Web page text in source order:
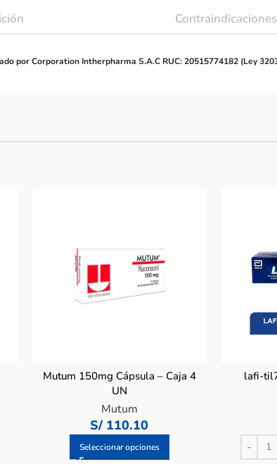
Contraindicaciones
por Corporation Intherpharma S.A.C RUC: 20515774182 (Ley
Mutum 150mg Cápsula – Caja 4
UN
Mutum
S/ 110.10
Seleccionar opciones
lafi-